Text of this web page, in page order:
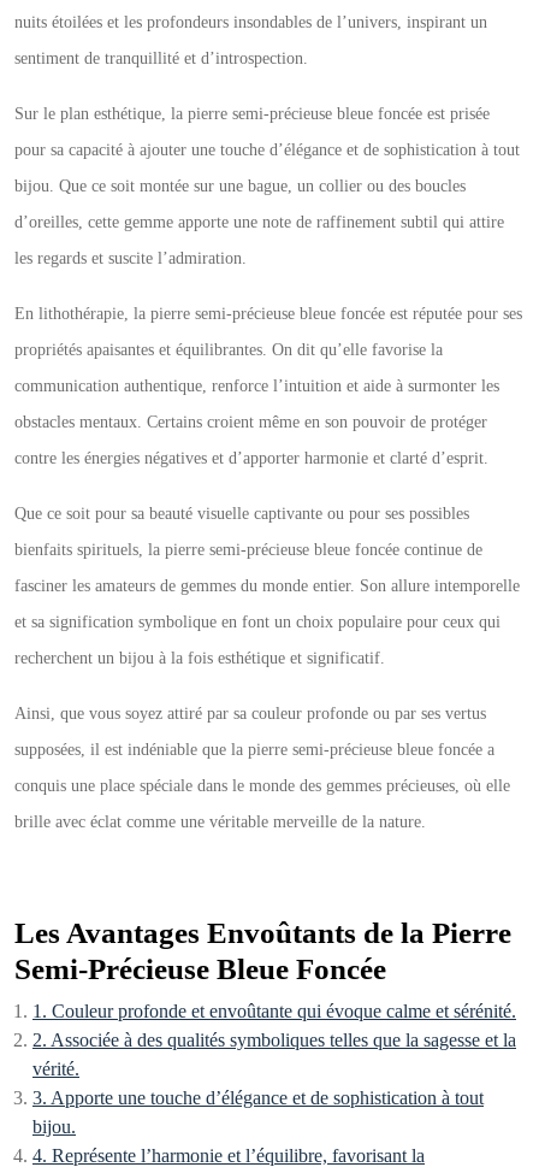
nuits étoilées et les profondeurs insondables de l’univers, inspirant un
sentiment de tranquillité et d’introspection.
Sur le plan esthétique, la pierre semi-précieuse bleue foncée est prisée
pour sa capacité à ajouter une touche d’élégance et de sophistication à tout
bijou. Que ce soit montée sur une bague, un collier ou des boucles
d’oreilles, cette gemme apporte une note de raffinement subtil qui attire
les regards et suscite l’admiration.
En lithothérapie, la pierre semi-précieuse bleue foncée est réputée pour ses
propriétés apaisantes et équilibrantes. On dit qu’elle favorise la
communication authentique, renforce l’intuition et aide à surmonter les
obstacles mentaux. Certains croient même en son pouvoir de protéger
contre les énergies négatives et d’apporter harmonie et clarté d’esprit.
Que ce soit pour sa beauté visuelle captivante ou pour ses possibles
bienfaits spirituels, la pierre semi-précieuse bleue foncée continue de
fasciner les amateurs de gemmes du monde entier. Son allure intemporelle
et sa signification symbolique en font un choix populaire pour ceux qui
recherchent un bijou à la fois esthétique et significatif.
Ainsi, que vous soyez attiré par sa couleur profonde ou par ses vertus
supposées, il est indéniable que la pierre semi-précieuse bleue foncée a
conquis une place spéciale dans le monde des gemmes précieuses, où elle
brille avec éclat comme une véritable merveille de la nature.
Les Avantages Envoûtants de la Pierre
Semi-Précieuse Bleue Foncée
1. Couleur profonde et envoûtante qui évoque calme et sérénité.
2. Associée à des qualités symboliques telles que la sagesse et la
vérité.
3. Apporte une touche d’élégance et de sophistication à tout
bijou.
4. Représente l’harmonie et l’équilibre, favorisant la